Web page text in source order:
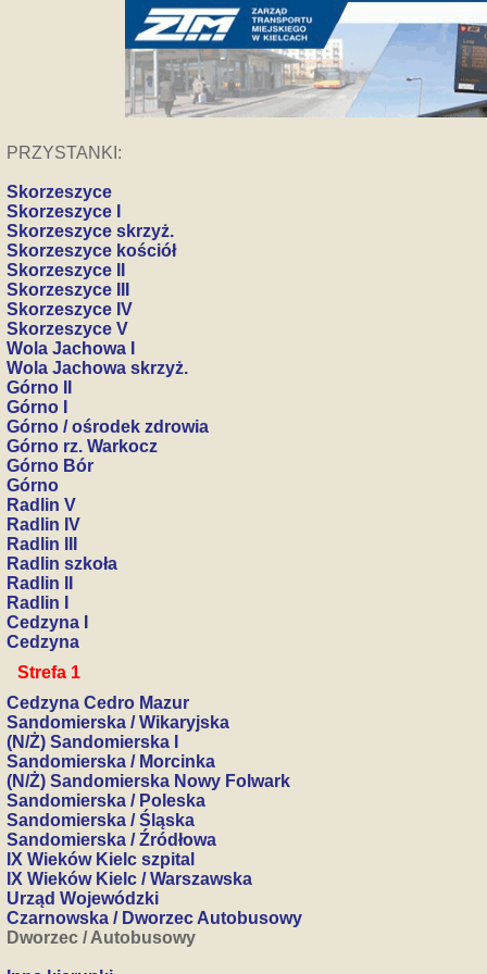
PRZYSTANKI:
Skorzeszyce
Skorzeszyce I
Skorzeszyce skrzyż.
Skorzeszyce kościół
Skorzeszyce II
Skorzeszyce III
Skorzeszyce IV
Skorzeszyce V
Wola Jachowa I
Wola Jachowa skrzyż.
Górno II
Górno I
Górno / ośrodek zdrowia
Górno rz. Warkocz
Górno Bór
Górno
Radlin V
Radlin IV
Radlin III
Radlin szkoła
Radlin II
Radlin I
Cedzyna I
Cedzyna
Strefa 1
Cedzyna Cedro Mazur
Sandomierska / Wikaryjska
(N/Ż) Sandomierska I
Sandomierska / Morcinka
(N/Ż) Sandomierska Nowy Folwark
Sandomierska / Poleska
Sandomierska / Śląska
Sandomierska / Źródłowa
IX Wieków Kielc szpital
IX Wieków Kielc / Warszawska
Urząd Wojewódzki
Czarnowska / Dworzec Autobusowy
Dworzec / Autobusowy